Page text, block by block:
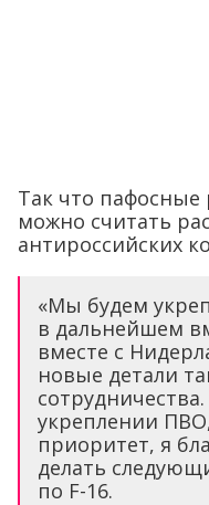
Так что
можно считать
антироссийских
«Мы будем
в дальнейшем
вместе с
новые детали
укреплении
приоритет, я
делать
по F-16.